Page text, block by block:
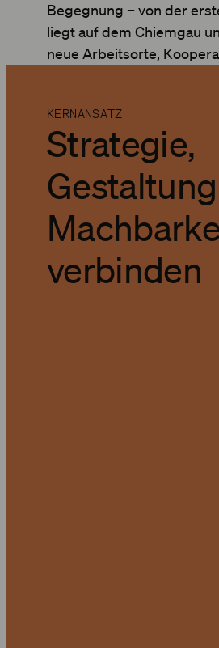
Begegnung – von der
liegt auf dem Chiemgau
neue Arbeitsorte,
KERNANSATZ
Strategie,
verbinden